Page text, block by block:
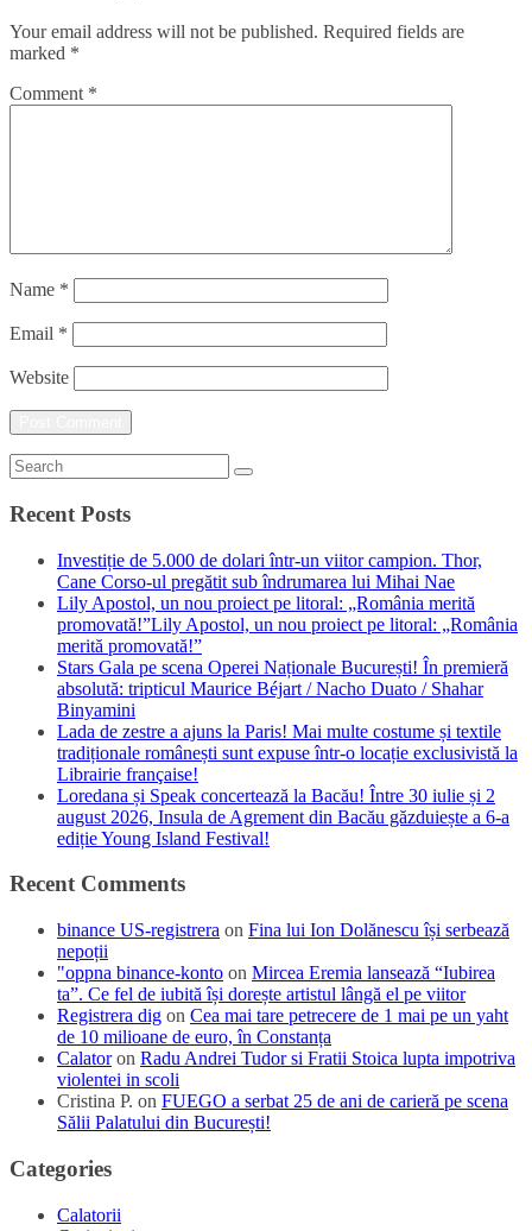
Your email address will not be published. Required fields are
marked *
Comment *
Name *
Email *
Website
Recent Posts
Investiție de 5.000 de dolari într-un viitor campion. Thor,
Cane Corso-ul pregătit sub îndrumarea lui Mihai Nae
Lily Apostol, un nou proiect pe litoral: „România merită
promovată!”Lily Apostol, un nou proiect pe litoral: „România
merită promovată!”
Stars Gala pe scena Operei Naționale București! În premieră
absolută: tripticul Maurice Béjart / Nacho Duato / Shahar
Binyamini
Lada de zestre a ajuns la Paris! Mai multe costume și textile
tradiționale românești sunt expuse într-o locație exclusivistă la
Librairie française!
Loredana și Speak concertează la Bacău! Între 30 iulie și 2
august 2026, Insula de Agrement din Bacău găzduiește a 6-a
ediție Young Island Festival!
Recent Comments
binance US-registrera on Fina lui Ion Dolănescu își serbează
nepoții
"oppna binance-konto on Mircea Eremia lansează “Iubirea
ta”. Ce fel de iubită își dorește artistul lângă el pe viitor
Registrera dig on Cea mai tare petrecere de 1 mai pe un yaht
de 10 milioane de euro, în Constanța
Calatoron Radu Andrei Tudor si Fratii Stoica lupta impotriva
violentei in scoli
Cristina P. on FUEGO a serbat 25 de ani de carieră pe scena
Sălii Palatului din București!
Categories
Calatorii